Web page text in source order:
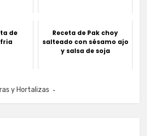
de
Receta de Pak choy
salteado con sésamo ajo
y salsa de soja
y Hortalizas